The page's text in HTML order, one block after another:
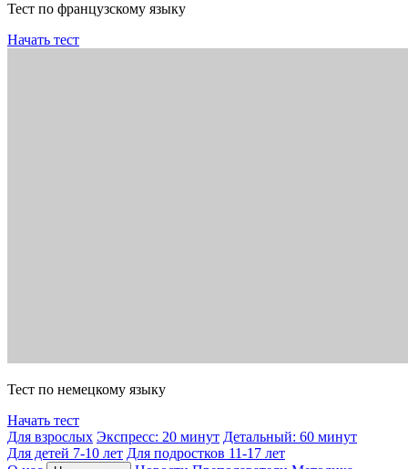
Тест по французскому языку
Начать тест
Тест по немецкому языку
Начать тест
Для взрослых Экспресс: 20 минут Детальный: 60 минут
Для детей 7-10 лет Для подростков 11-17 лет